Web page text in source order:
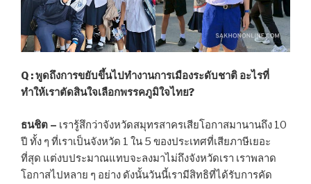
Q : พูดถึงการขยับขึ้นไปทำงานการเมืองระดับชาติ อะไรที่
ทำให้เราตัดสินใจเลือกพรรคภูมิใจไทย?
ธนชิต – เรารู้สึกว่าจังหวัดสมุทรสาครเสียโอกาสมานานถึง 10
ปี ทั้ง ๆ ที่เราเป็นจังหวัด 1 ใน 5 ของประเทศที่เสียภาษีเยอะ
ที่สุด แต่งบประมาณแทบจะลงมาไม่ถึงจังหวัดเรา เราพลาด
โอกาสไปหลาย ๆ อย่าง ดังนั้นวันนี้เรามีสิทธิที่ได้รับการคัด